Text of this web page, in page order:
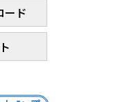
ード